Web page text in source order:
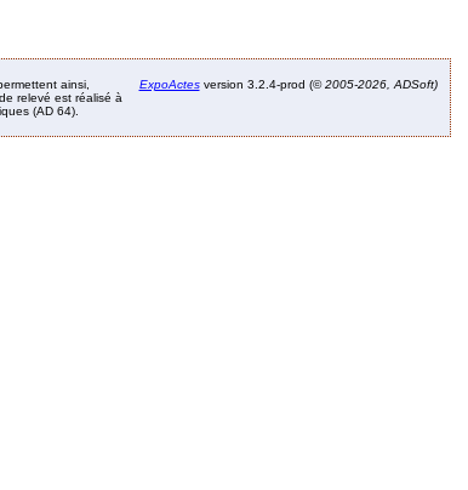
ainsi,
relevé est réalisé à
(AD 64).
ExpoActesversion 3.2.4-prod (©2005-2026, ADSoft)